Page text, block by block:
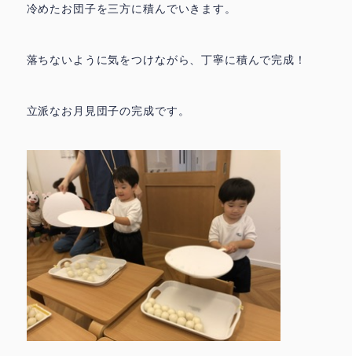
冷めたお団子を三方に積んでいきます。
落ちないように気をつけながら、丁寧に積んで完成！
立派なお月見団子の完成です。
鳩の子保育園の特色
▶
園での生活 ▶
代表挨拶 ▶ おしらせ ▶
ときわ園アクセス ▶ みずほ園アクセス ▶